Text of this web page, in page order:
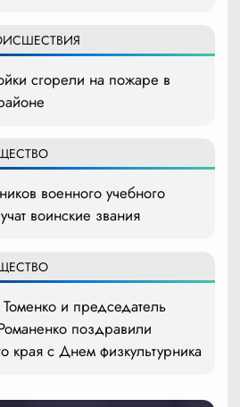
сгорели на пожаре в
военного учебного
воинские звания
Томенко и председатель
поздравили
края с Днем физкультурника